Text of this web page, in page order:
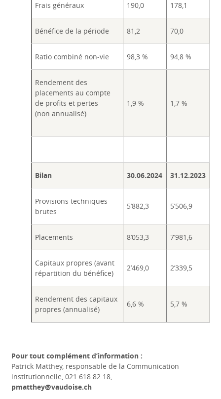
Frais généraux 190,0 178,1
Bénéfice de la période 81,2 70,0
Ratio combiné non-vie 98,3 % 94,8 %
Rendement des
placements au compte
de profits et pertes
(non annualisé)
1,9 % 1,7 %
Bilan 30.06.2024 31.12.2023
Provisions techniques
brutes
5’882,3 5’506,9
Placements 8’053,3 7’981,6
Capitaux propres (avant
répartition du bénéfice)
2’469,0 2’339,5
Rendement des capitaux
propres (annualisé)
6,6 % 5,7 %
Pour tout complément d’information :
Patrick Matthey, responsable de la Communication
institutionnelle, 021 618 82 18,
pmatthey@vaudoise.ch